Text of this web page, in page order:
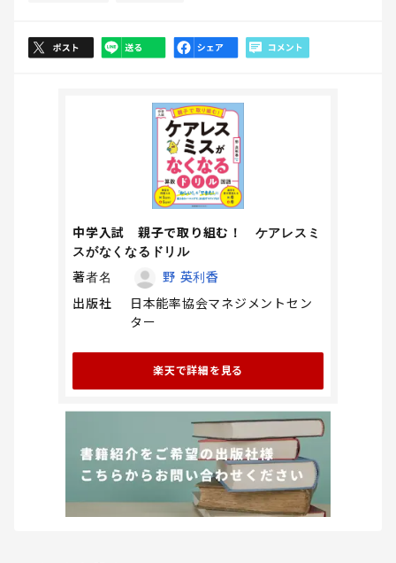
中学入試 親子で取り組む！ ケアレスミ
スがなくなるドリル
著者名
野 英利香
出版社
日本能率協会マネジメントセン
ター
楽天で詳細を見る